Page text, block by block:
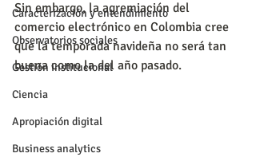
Caracterización y entendimiento
Observatorios sociales
Gestión institucional
Ciencia
Apropiación digital
Business analytics
Sin embargo, la agremiación del
comercio electrónico en Colombia cree
que la temporada navideña no será tan
buena como la del año pasado.